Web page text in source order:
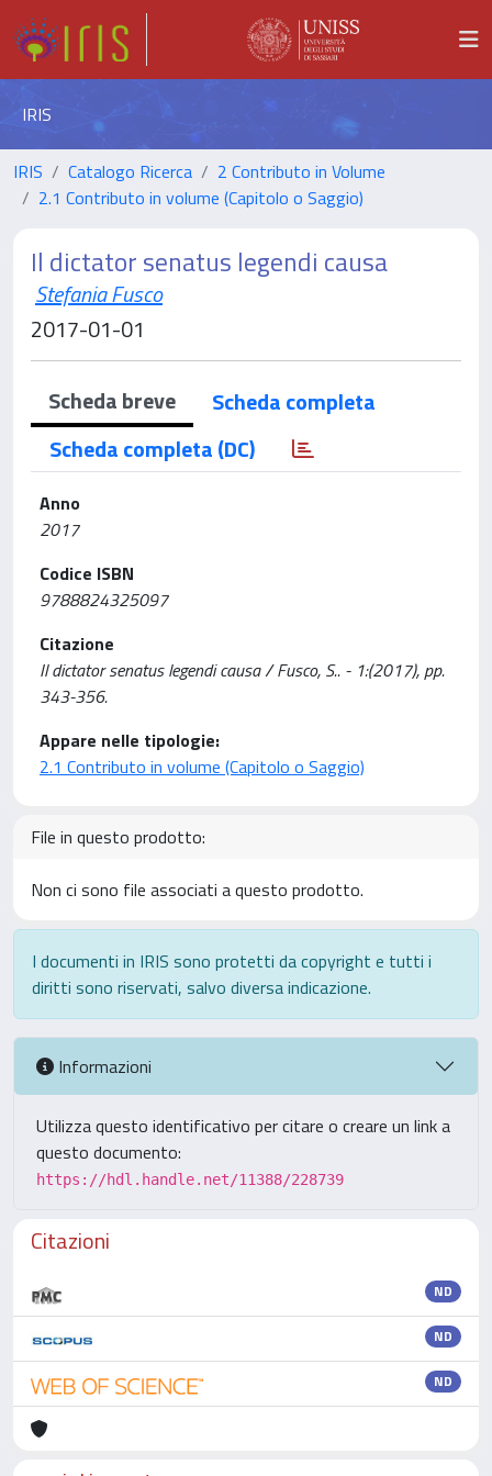
IRIS
IRIS Catalogo Ricerca
2 Contributo in Volume
2.1 Contributo in volume (Capitolo o Saggio)
Il dictator senatus legendi causa
Stefania Fusco
2017-01-01
Scheda breve
Scheda completa
Scheda completa (DC)
Anno
2017
Codice ISBN
9788824325097
Citazione
Il dictator senatus legendi causa / Fusco, S.. - 1:(2017), pp.
343-356.
Appare nelle tipologie:
2.1 Contributo in volume (Capitolo o Saggio)
File in questo prodotto:
Non ci sono file associati a questo prodotto.
I documenti in IRIS sono protetti da copyright e tutti i
diritti sono riservati, salvo diversa indicazione.
Informazioni
Utilizza questo identificativo per citare o creare un link a
questo documento:
https://hdl.handle.net/11388/228739
Citazioni
ND
ND
ND